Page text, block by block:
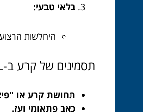
בלאי טבעי:
היחלשות
תסמינים של קרע ב-ACL
תחושת קרע או
כאב פתאומי ועז.